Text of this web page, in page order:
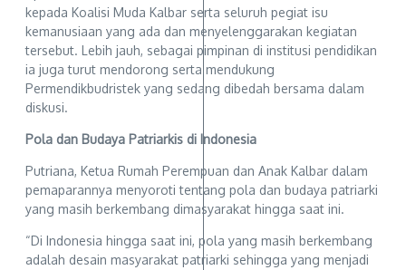
kepada Koalisi Muda Kalbar serta seluruh pegiat isu
kemanusiaan yang ada dan menyelenggarakan kegiatan
tersebut. Lebih jauh, sebagai pimpinan di institusi pendidikan
ia juga turut mendorong serta mendukung
Permendikbudristek yang sedang dibedah bersama dalam
diskusi.
Pola dan Budaya Patriarkis di Indonesia
Putriana, Ketua Rumah Perempuan dan Anak Kalbar dalam
pemaparannya menyoroti tentang pola dan budaya patriarki
yang masih berkembang dimasyarakat hingga saat ini.
“Di Indonesia hingga saat ini, pola yang masih berkembang
adalah desain masyarakat patriarki sehingga yang menjadi